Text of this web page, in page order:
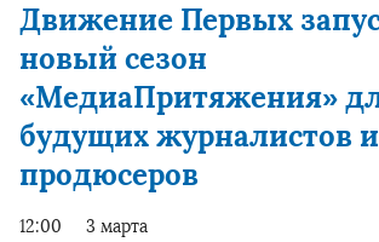
Движение Первых
новый сезон
«МедиаПритяжения»
будущих журналистов и
продюсеров
12:00 3 марта